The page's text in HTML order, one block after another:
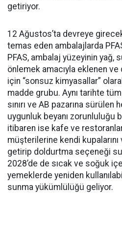
getiriyor.
12 Ağustos’ta devreye
temas eden ambalajlarda
PFAS, ambalaj yüzeyinin yağ,
önlemek amacıyla eklenen ve
için “sonsuz kimyasallar”
madde grubu. Aynı tarihte
sınırı ve AB pazarına sürülen
uygunluk beyanı zorunluluğu
itibaren ise kafe ve
müşterilerine kendi kupalarını
getirip doldurtma seçeneği
2028’de de sıcak ve soğuk
yemeklerde yeniden
sunma yükümlülüğü geliyor.